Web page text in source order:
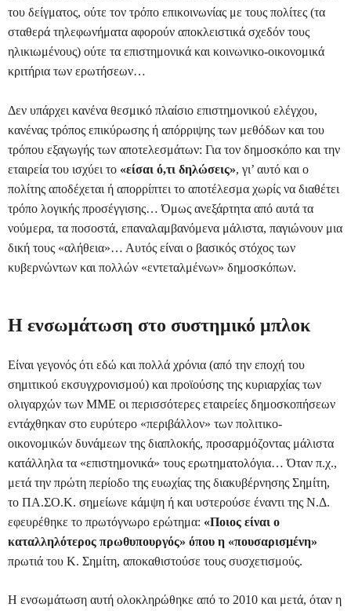
του δείγματος, ούτε τον τρόπο επικοινωνίας με τους πολίτες (τα
σταθερά τηλεφωνήματα αφορούν αποκλειστικά σχεδόν τους
ηλικιωμένους) ούτε τα επιστημονικά και κοινωνικο-οικονομικά
κριτήρια των ερωτήσεων…
Δεν υπάρχει κανένα θεσμικό πλαίσιο επιστημονικού ελέγχου,
κανένας τρόπος επικύρωσης ή απόρριψης των μεθόδων και του
τρόπου εξαγωγής των αποτελεσμάτων: Για τον δημοσκόπο και την
εταιρεία του ισχύει το «είσαι ό,τι δηλώσεις», γι’ αυτό και ο
πολίτης αποδέχεται ή απορρίπτει το αποτέλεσμα χωρίς να διαθέτει
τρόπο λογικής προσέγγισης… Όμως ανεξάρτητα από αυτά τα
νούμερα, τα ποσοστά, επαναλαμβανόμενα μάλιστα, παγιώνουν μια
δική τους «αλήθεια»… Αυτός είναι ο βασικός στόχος των
κυβερνώντων και πολλών «εντεταλμένων» δημοσκόπων.
Η ενσωμάτωση στο συστημικό μπλοκ
Είναι γεγονός ότι εδώ και πολλά χρόνια (από την εποχή του
σημιτικού εκσυγχρονισμού) και προϊούσης της κυριαρχίας των
ολιγαρχών των ΜΜΕ οι περισσότερες εταιρείες δημοσκοπήσεων
εντάχθηκαν στο ευρύτερο «περιβάλλον» των πολιτικο-
οικονομικών δυνάμεων της διαπλοκής, προσαρμόζοντας μάλιστα
κατάλληλα τα «επιστημονικά» τους ερωτηματολόγια… Όταν π.χ.,
μετά την πρώτη περίοδο της ευωχίας της διακυβέρνησης Σημίτη,
το ΠΑ.ΣΟ.Κ. σημείωνε κάμψη ή και υστερούσε έναντι της Ν.Δ.
εφευρέθηκε το πρωτόγνωρο ερώτημα: «Ποιος είναι ο
καταλληλότερος πρωθυπουργός» όπου η «πουσαρισμένη»
πρωτιά του Κ. Σημίτη, αποκαθιστούσε τους συσχετισμούς.
Η ενσωμάτωση αυτή ολοκληρώθηκε από το 2010 και μετά, όταν η